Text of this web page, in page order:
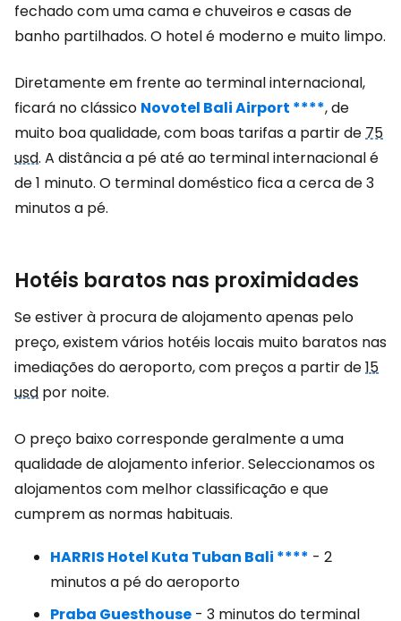
fechado com uma cama e chuveiros e casas de
banho partilhados. O hotel é moderno e muito limpo.
Diretamente em frente ao terminal internacional,
ficará no clássico Novotel Bali Airport ****, de
muito boa qualidade, com boas tarifas a partir de75
usd. A distância a pé até ao terminal internacional é
de 1 minuto. O terminal doméstico fica a cerca de 3
minutos a pé.
Hotéis baratos nas proximidades
Se estiver à procura de alojamento apenas pelo
preço, existem vários hotéis locais muito baratos nas
imediações do aeroporto, com preços a partir de15
usd por noite.
O preço baixo corresponde geralmente a uma
qualidade de alojamento inferior. Seleccionamos os
alojamentos com melhor classificação e que
cumprem as normas habituais.
HARRIS Hotel Kuta Tuban Bali **** - 2
minutos a pé do aeroporto
Praba Guesthouse - 3 minutos do terminal